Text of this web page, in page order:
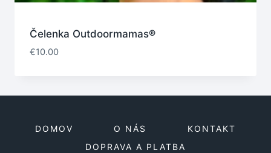
Čelenka Outdoormamas®
€10.00
DOMOV O NÁS
KONTAKT
DOPRAVA A PLATBA